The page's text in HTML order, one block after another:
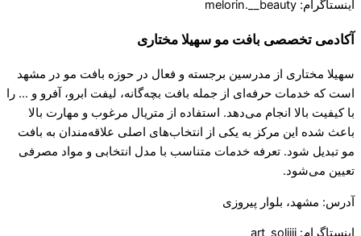
اینستاگرام: melorin.__beauty
آکادمی تخصصی بافت مو سهیلا مختاری
سهیلا مختاری از مدرسین برجسته و فعال در حوزه بافت مو در مشهد
است که خدمات حرفه‌ای از جمله بافت بچه‌گانه، لیفت ابرو، آفرو و … را
با کیفیت بالا انجام می‌دهد. استفاده از متریال مرغوب و مهارت بالا
باعث شده این مرکز به یکی از انتخاب‌های اصلی علاقه‌مندان به بافت
مو تبدیل شود. تعرفه خدمات متناسب با مدل انتخابی و مواد مصرفی
تعیین می‌شود.
آدرس: مشهد، بلوار پیروزی
اینستاگرام: art_soliiii